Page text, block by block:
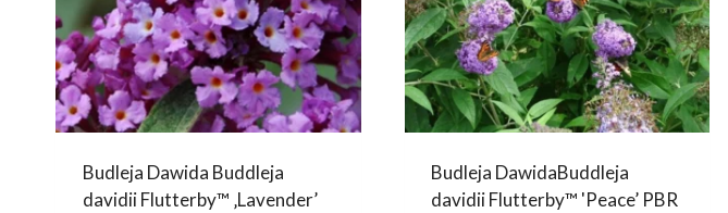
Budleja Dawida Buddleja
davidii Flutterby™ ‚Lavender’
Budleja DawidaBuddleja
davidii Flutterby™ 'Peace’ PBR